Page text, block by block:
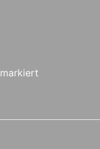
markiert